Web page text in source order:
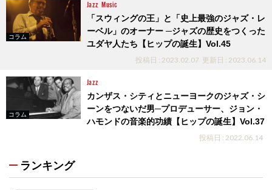
コラム
Jazz Music
「スウィングの王」と「史上最強のジャズ・レ
ーベル」のオーナー ─ジャズの歴史をつくった
ユダヤ人たち【ヒップの誕生】Vol.45
投稿日 : 2023.02.07 更新日 : 2023.06.14
コラム
Jazz
カンザス・シティとニューヨークのジャズ・シ
ーンをつないだ男─プロデューサー、ジョン・
ハモンドの音楽的功績【ヒップの誕生】Vol.37
投稿日 : 2022.06.14
ランキング